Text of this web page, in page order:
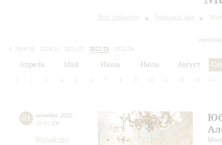
Все события Большой зал
2019/20
2020/21 2021/22 2022/23
2023/24
Апрель Май Июнь Июль Август
2 3 4 5 6 7 8 9 10 11 12 13 14
01 октября 2022
19:00 Сб
Малый зал